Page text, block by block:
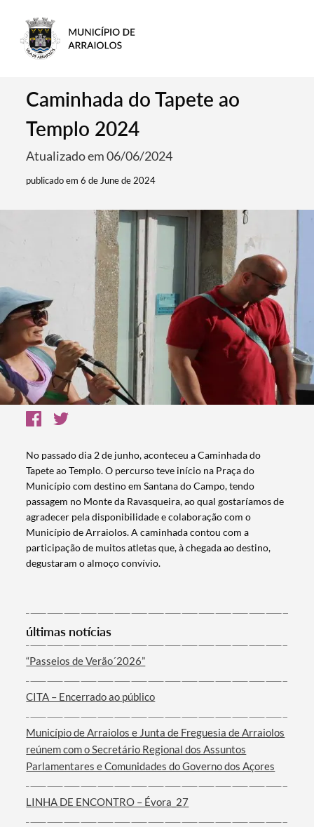
Categorias gerais
Caminhada do Tapete ao
Templo 2024
Atualizado em 06/06/2024
publicado em 6 de June de 2024
No passado dia 2 de junho, aconteceu a Caminhada do
Tapete ao Templo. O percurso teve início na Praça do
Município com destino em Santana do Campo, tendo
passagem no Monte da Ravasqueira, ao qual gostaríamos de
agradecer pela disponibilidade e colaboração com o
Município de Arraiolos. A caminhada contou com a
participação de muitos atletas que, à chegada ao destino,
degustaram o almoço convívio.
últimas notícias
“Passeios de Verão´2026”
CITA – Encerrado ao público
Município de Arraiolos e Junta de Freguesia de Arraiolos
reúnem com o Secretário Regional dos Assuntos
Parlamentares e Comunidades do Governo dos Açores
LINHA DE ENCONTRO – Évora_27